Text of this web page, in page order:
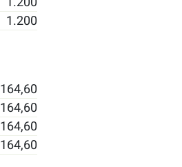
1.200
164,60
164,60
164,60
164,60